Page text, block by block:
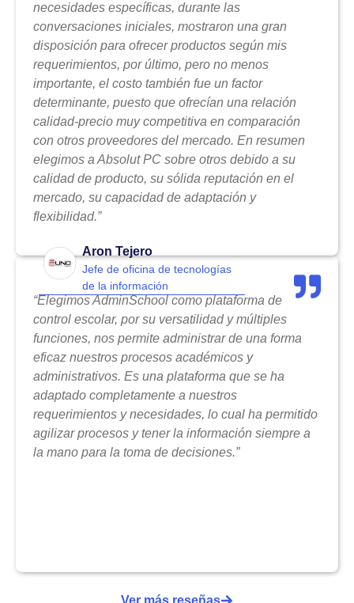
necesidades específicas, durante las
conversaciones iniciales, mostraron una gran
disposición para ofrecer productos según mis
requerimientos, por último, pero no menos
importante, el costo también fue un factor
determinante, puesto que ofrecían una relación
calidad-precio muy competitiva en comparación
con otros proveedores del mercado. En resumen
elegimos a Absolut PC sobre otros debido a su
calidad de producto, su sólida reputación en el
mercado, su capacidad de adaptación y
flexibilidad.”
Aron Tejero
Jefe de oficina de tecnologías
de la información
“Elegimos AdminSchool como plataforma de
control escolar, por su versatilidad y múltiples
funciones, nos permite administrar de una forma
eficaz nuestros procesos académicos y
administrativos. Es una plataforma que se ha
adaptado completamente a nuestros
requerimientos y necesidades, lo cual ha permitido
agilizar procesos y tener la información siempre a
la mano para la toma de decisiones.”
Ver más reseñas